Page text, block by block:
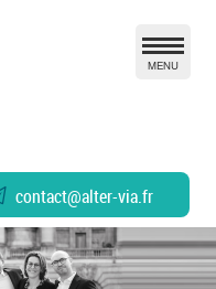
contact@alter-via.fr
MENU